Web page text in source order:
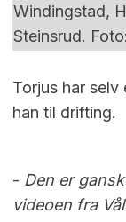
Windingstad,
Steinsrud.
Torjus har selv
han til drifting.
- Den er
videoen fra